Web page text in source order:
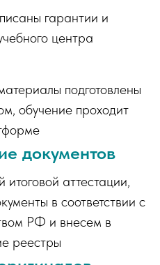
гарантии и
центра
подготовлены
обучение проходит
документов
аттестации,
в соответствии с
РФ и внесем в
реестры